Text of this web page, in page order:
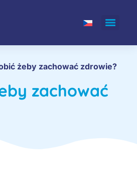
żeby zachować zdrowie?
zachować